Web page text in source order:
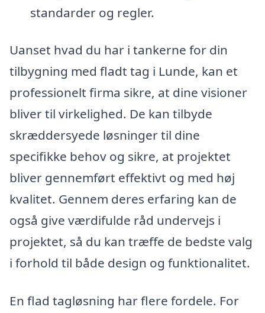
standarder og regler.
Uanset hvad du har i tankerne for din
tilbygning med fladt tag i Lunde, kan et
professionelt firma sikre, at dine visioner
bliver til virkelighed. De kan tilbyde
skræddersyede løsninger til dine
specifikke behov og sikre, at projektet
bliver gennemført effektivt og med høj
kvalitet. Gennem deres erfaring kan de
også give værdifulde råd undervejs i
projektet, så du kan træffe de bedste valg
i forhold til både design og funktionalitet.
En flad tagløsning har flere fordele. For